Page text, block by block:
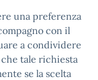
una preferenza
con il
a condividere
tale richiesta
se la scelta